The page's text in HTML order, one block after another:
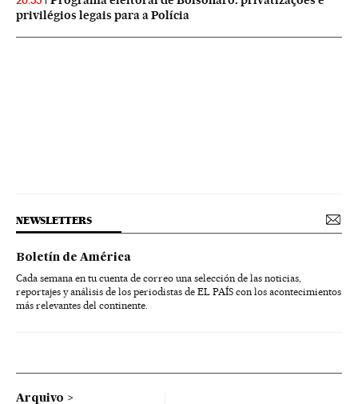
privilégios legais para a Polícia
NEWSLETTERS
Boletín de América
Cada semana en tu cuenta de correo una selección de las noticias,
reportajes y análisis de los periodistas de EL PAÍS con los acontecimientos
más relevantes del continente.
Arquivo